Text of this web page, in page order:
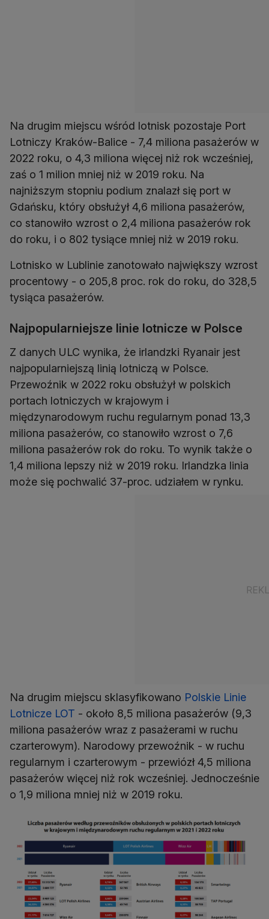
Na drugim miejscu wśród lotnisk pozostaje Port
Lotniczy Kraków-Balice - 7,4 miliona pasażerów w
2022 roku, o 4,3 miliona więcej niż rok wcześniej,
zaś o 1 milion mniej niż w 2019 roku. Na
najniższym stopniu podium znalazł się port w
Gdańsku, który obsłużył 4,6 miliona pasażerów,
co stanowiło wzrost o 2,4 miliona pasażerów rok
do roku, i o 802 tysiące mniej niż w 2019 roku.
Lotnisko w Lublinie zanotowało największy wzrost
procentowy - o 205,8 proc. rok do roku, do 328,5
tysiąca pasażerów.
Najpopularniejsze linie lotnicze w Polsce
Z danych ULC wynika, że irlandzki Ryanair jest
najpopularniejszą linią lotniczą w Polsce.
Przewoźnik w 2022 roku obsłużył w polskich
portach lotniczych w krajowym i
międzynarodowym ruchu regularnym ponad 13,3
miliona pasażerów, co stanowiło wzrost o 7,6
miliona pasażerów rok do roku. To wynik także o
1,4 miliona lepszy niż w 2019 roku. Irlandzka linia
może się pochwalić 37-proc. udziałem w rynku.
Na drugim miejscu sklasyfikowano Polskie Linie
Lotnicze LOT - około 8,5 miliona pasażerów (9,3
miliona pasażerów wraz z pasażerami w ruchu
czarterowym). Narodowy przewoźnik - w ruchu
regularnym i czarterowym - przewiózł 4,5 miliona
pasażerów więcej niż rok wcześniej. Jednocześnie
o 1,9 miliona mniej niż w 2019 roku.